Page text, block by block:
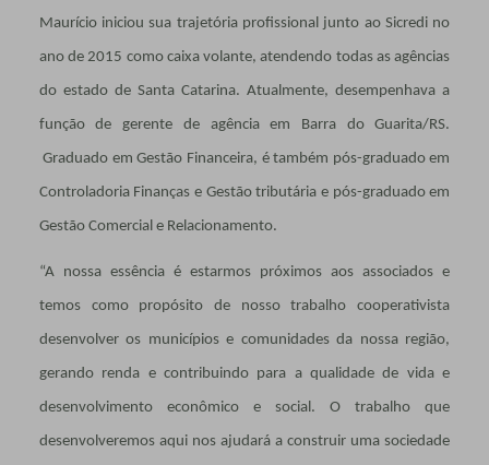
Maurício iniciou sua trajetória profissional junto ao Sicredi no
ano de 2015 como caixa volante, atendendo todas as agências
do estado de Santa Catarina. Atualmente, desempenhava a
função de gerente de agência em Barra do Guarita/RS.
Graduado em Gestão Financeira, é também pós-graduado em
Controladoria Finanças e Gestão tributária e pós-graduado em
Gestão Comercial e Relacionamento.
“A nossa essência é estarmos próximos aos associados e
temos como propósito de nosso trabalho cooperativista
desenvolver os municípios e comunidades da nossa região,
gerando renda e contribuindo para a qualidade de vida e
desenvolvimento econômico e social. O trabalho que
desenvolveremos aqui nos ajudará a construir uma sociedade